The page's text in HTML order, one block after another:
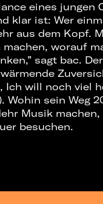
eines jungen
klar ist: Wer
aus dem Kopf.
worauf
sagt bac.
Ich will noch viel
Wohin sein Weg
Musik
besuchen.